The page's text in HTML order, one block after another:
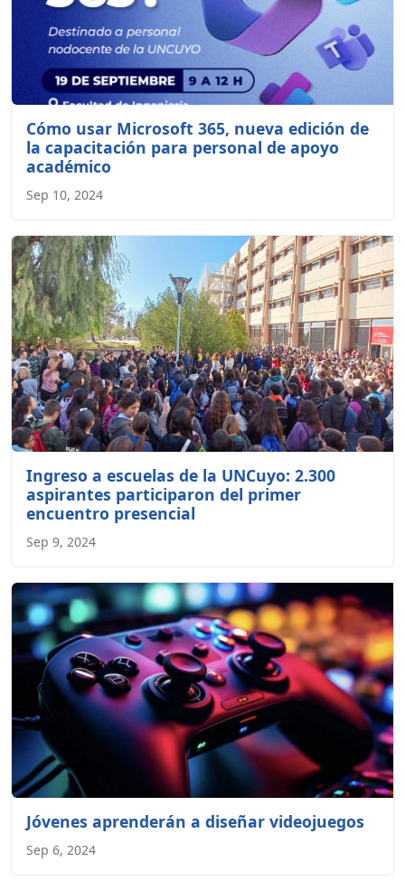
Cómo usar Microsoft 365, nueva edición de
la capacitación para personal de apoyo
académico
Sep 10, 2024
Ingreso a escuelas de la UNCuyo: 2.300
aspirantes participaron del primer
encuentro presencial
Sep 9, 2024
Jóvenes aprenderán a diseñar videojuegos
Sep 6, 2024